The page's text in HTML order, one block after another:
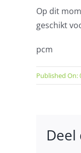
Op dit
geschikt
pcm
Published On: